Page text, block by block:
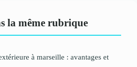
la même rubrique
à marseille : avantages et